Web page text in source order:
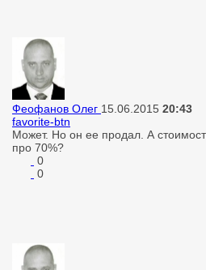
Феофанов Олег 15.06.2015 20:43
favorite-btn
Может. Но он ее продал. А
про 70%?
0
0